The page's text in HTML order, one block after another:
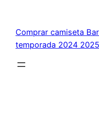
contenido
Comprar camiseta
temporada 2024 2025